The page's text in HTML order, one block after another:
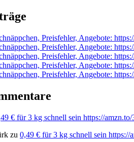
Preisfehler, Angebote:
Preisfehler, Angebote:
Preisfehler, Angebote:
Preisfehler, Angebote:
Preisfehler, Angebote:
€ für 3 kg schnell sein https://
zu 0,49 € für 3 kg schnell sein